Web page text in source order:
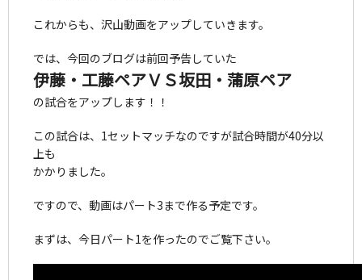
これからも、沢山動画をアップしていきます。
では、今回のブログは前回予告していた
伊藤・工藤ペアＶＳ坂田・蒲原ペア
の試合をアップします！！
この試合は、1セットマッチなのですが試合時間が40分以
上も
かかりました。
ですので、動画はパート3まで作る予定です。
まずは、今日パート1を作ったのでご覧下さい。